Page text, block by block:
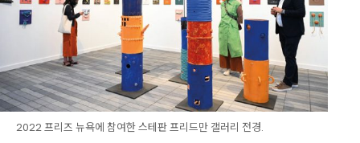
2022 프리즈 뉴욕에 참여한 스테판 프리드만 갤러리 전경.